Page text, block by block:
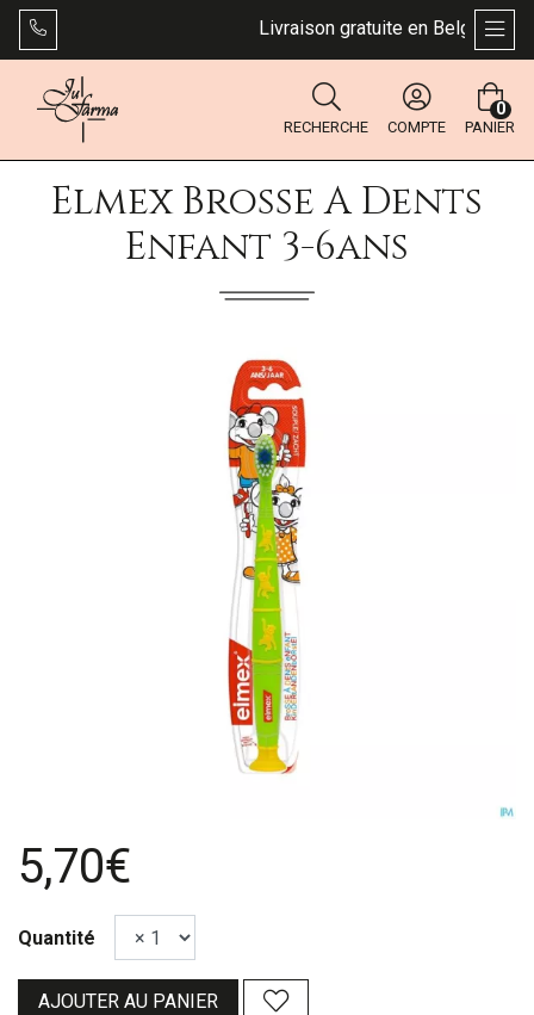
Livraison gratuite en Belgique
RECHERCHE COMPTE PANIER
0
Elmex Brosse A Dents
Enfant 3-6ans
5,70€
Quantité
AJOUTER AU PANIER